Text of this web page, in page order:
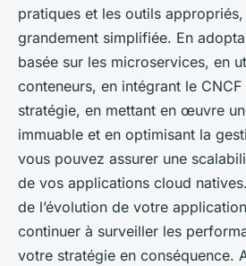
pratiques et les outils
grandement simplifiée. En
basée sur les microservices, en
conteneurs, en intégrant le
stratégie, en mettant en œuvre
immuable et en optimisant la
vous pouvez assurer une
de vos applications cloud
de l’évolution de votre
continuer à surveiller les
votre stratégie en conséquence.